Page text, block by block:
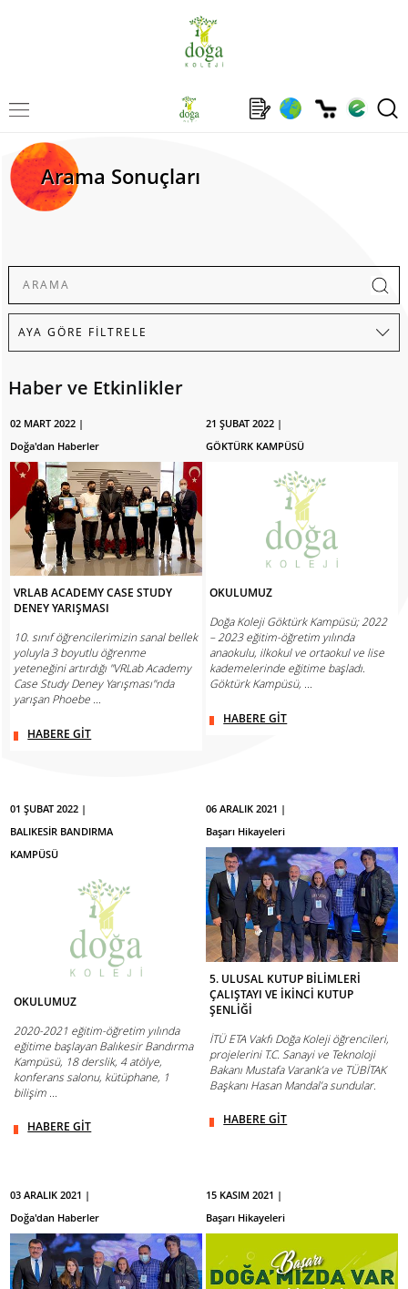
Arama Sonuçları
Haber ve Etkinlikler
02 MART 2022 |
Doğa'dan Haberler
VRLAB ACADEMY CASE STUDY
DENEY YARIŞMASI
10. sınıf öğrencilerimizin sanal bellek
yoluyla 3 boyutlu öğrenme
yeteneğini artırdığı "VRLab Academy
Case Study Deney Yarışması"nda
yarışan Phoebe ...
HABERE GİT
21 ŞUBAT 2022 |
GÖKTÜRK KAMPÜSÜ
OKULUMUZ
Doğa Koleji Göktürk Kampüsü; 2022
– 2023 eğitim-öğretim yılında
anaokulu, ilkokul ve ortaokul ve lise
kademelerinde eğitime başladı.
Göktürk Kampüsü, ...
HABERE GİT
01 ŞUBAT 2022 |
BALIKESİR BANDIRMA
KAMPÜSÜ
OKULUMUZ
2020-2021 eğitim-öğretim yılında
eğitime başlayan Balıkesir Bandırma
Kampüsü, 18 derslik, 4 atölye,
konferans salonu, kütüphane, 1
bilişim ...
HABERE GİT
06 ARALIK 2021 |
Başarı Hikayeleri
5. ULUSAL KUTUP BİLİMLERİ
ÇALIŞTAYI VE İKİNCİ KUTUP
ŞENLİĞİ
İTÜ ETA Vakfı Doğa Koleji öğrencileri,
projelerini T.C. Sanayi ve Teknoloji
Bakanı Mustafa Varank’a ve TÜBİTAK
Başkanı Hasan Mandal’a sundular.
HABERE GİT
03 ARALIK 2021 |
Doğa'dan Haberler
15 KASIM 2021 |
Başarı Hikayeleri